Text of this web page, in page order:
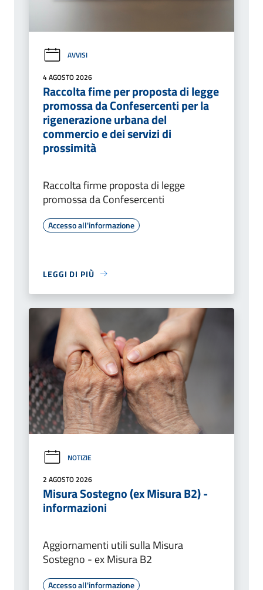
AVVISI
4 AGOSTO 2026
Raccolta fime per proposta di legge
promossa da Confesercenti per la
rigenerazione urbana del
commercio e dei servizi di
prossimità
Raccolta firme proposta di legge
promossa da Confesercenti
Accesso all'informazione
LEGGI DI PIÙ
NOTIZIE
2 AGOSTO 2026
Misura Sostegno (ex Misura B2) -
informazioni
Aggiornamenti utili sulla Misura
Sostegno - ex Misura B2
Accesso all'informazione